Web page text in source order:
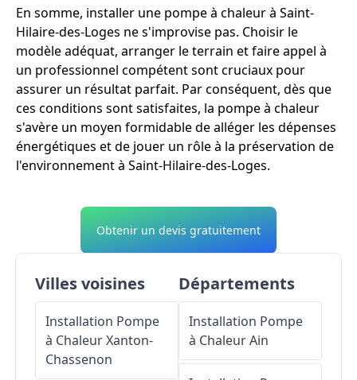
En somme, installer une pompe à chaleur à Saint-
Hilaire-des-Loges ne s'improvise pas. Choisir le
modèle adéquat, arranger le terrain et faire appel à
un professionnel compétent sont cruciaux pour
assurer un résultat parfait. Par conséquent, dès que
ces conditions sont satisfaites, la pompe à chaleur
s'avère un moyen formidable de alléger les dépenses
énergétiques et de jouer un rôle à la préservation de
l'environnement à Saint-Hilaire-des-Loges.
Obtenir un devis gratuitement
Villes voisines
Installation Pompe
à ChaleurXanton-
Chassenon
Départements
Installation Pompe
à ChaleurAin